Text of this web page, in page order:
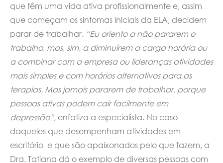
que têm uma vida ativa profissionalmente e, assim
que começam os sintomas iniciais da ELA, decidem
parar de trabalhar. “Eu oriento a não pararem o
trabalho, mas, sim, a diminuírem a carga horária ou
a combinar com a empresa ou lideranças atividades
mais simples e com horários alternativos para as
terapias. Mas jamais pararem de trabalhar, porque
pessoas ativas podem cair facilmente em
depressão”, enfatiza a especialista. No caso
daqueles que desempenham atividades em
escritório e que são apaixonados pelo que fazem, a
Dra. Tatiana dá o exemplo de diversas pessoas com